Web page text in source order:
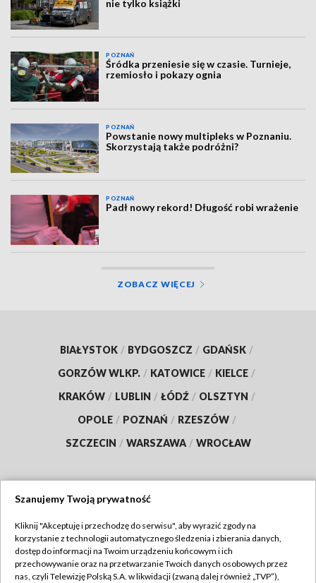
nie tylko książki
POZNAŃ
Śródka przeniesie się w czasie. Turnieje,
rzemiosło i pokazy ognia
POZNAŃ
Powstanie nowy multipleks w Poznaniu.
Skorzystają także podróżni?
POZNAŃ
Padł nowy rekord! Długość robi wrażenie
ZOBACZ WIĘCEJ
BIAŁYSTOK / BYDGOSZCZ / GDAŃSK /
GORZÓW WLKP. / KATOWICE / KIELCE /
KRAKÓW / LUBLIN / ŁÓDŹ / OLSZTYN /
OPOLE / POZNAŃ / RZESZÓW /
SZCZECIN / WARSZAWA / WROCŁAW
TVP
Abonament TVP
Regulamin TVP
Szanujemy Twoją prywatność
Kliknij "Akceptuję i przechodzę do serwisu", aby wyrazić zgody na
korzystanie z technologii automatycznego śledzenia i zbierania danych,
dostęp do informacji na Twoim urządzeniu końcowym i ich
przechowywanie oraz na przetwarzanie Twoich danych osobowych przez
nas, czyli Telewizję Polską S.A. w likwidacji (zwaną dalej również „TVP”),